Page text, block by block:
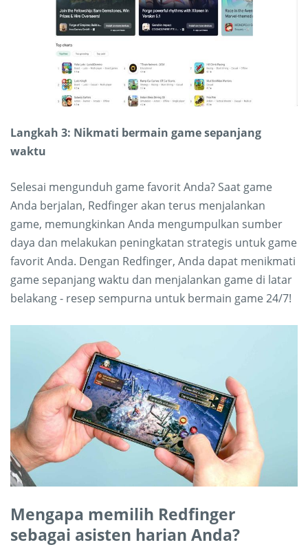
Langkah 3: Nikmati bermain game sepanjang
waktu
Selesai mengunduh game favorit Anda? Saat game
Anda berjalan, Redfinger akan terus menjalankan
game, memungkinkan Anda mengumpulkan sumber
daya dan melakukan peningkatan strategis untuk game
favorit Anda. Dengan Redfinger, Anda dapat menikmati
game sepanjang waktu dan menjalankan game di latar
belakang - resep sempurna untuk bermain game 24/7!
Mengapa memilih Redfinger
sebagai asisten harian Anda?